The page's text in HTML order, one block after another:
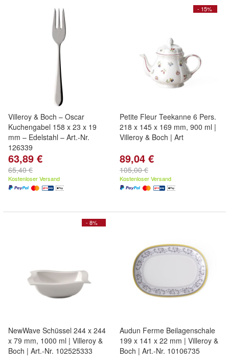
Villeroy & Boch – Oscar
Kuchengabel 158 x 23 x 19
mm – Edelstahl – Art.-Nr.
126339
63,89 €
65,40 €
Kostenloser Versand
- 15%
Petite Fleur Teekanne 6 Pers.
218 x 145 x 169 mm, 900 ml |
Villeroy & Boch | Art
89,04 €
105,00 €
Kostenloser Versand
- 8%
NewWave Schüssel 244 x 244
x 79 mm, 1000 ml | Villeroy &
Boch | Art.-Nr. 102525333
Audun Ferme Beilagenschale
199 x 141 x 22 mm | Villeroy &
Boch | Art.-Nr. 10106735